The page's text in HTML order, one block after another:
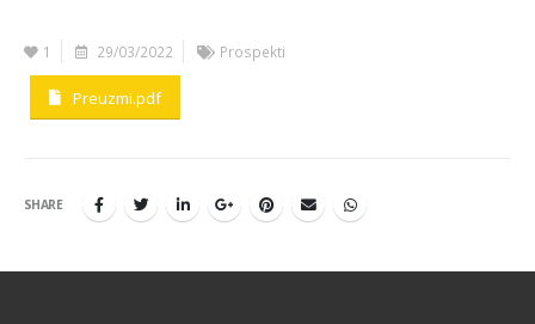
1 29/03/2022 Prospekti
Preuzmi.pdf
SHARE